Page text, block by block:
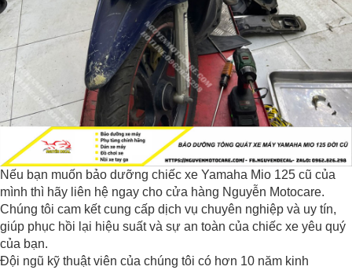
Nếu bạn muốn bảo dưỡng chiếc xe Yamaha Mio 125 cũ của
mình thì hãy liên hệ ngay cho cửa hàng Nguyễn Motocare.
Chúng tôi cam kết cung cấp dịch vụ chuyên nghiệp và uy tín,
giúp phục hồi lại hiệu suất và sự an toàn của chiếc xe yêu quý
của bạn.
Đội ngũ kỹ thuật viên của chúng tôi có hơn 10 năm kinh